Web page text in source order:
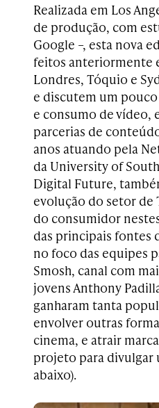
Realizada em Los
de produção, com
Google –, esta nova
feitos anteriormente
Londres, Tóquio e
e discutem um
e consumo de vídeo,
parcerias de
anos atuando pela
da University of
Digital Future,
evolução do setor de
do consumidor
das principais fontes
no foco das equipes
Smosh, canal com
jovens Anthony
ganharam tanta
envolver outras
cinema, e atrair
projeto para divulgar
abaixo).